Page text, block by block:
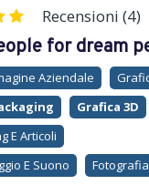
Recensioni (4)
for dream
Aziendale
Grafica 3D
E Articoli
E Suono